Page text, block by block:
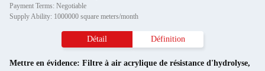
Payment Terms: Negotiable
Supply Ability: 1000000 square meters/month
Détail Définition
Mettre en évidence: Filtre à air acrylique de résistance d'hydrolyse,